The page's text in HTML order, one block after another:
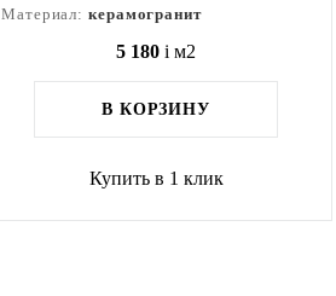
Материал: керамогранит
5 180 i м2
В КОРЗИНУ
Купить в 1 клик